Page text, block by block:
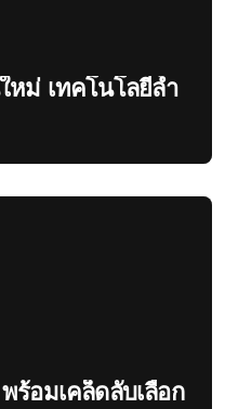
หม่ เทคโนโลยีล้ำ
ร้อมเคล็ดลับเลือก